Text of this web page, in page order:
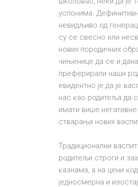
успонима.
невидљиво од
су се свесно или
нових породичних
чињенице да се и
преферирали наши
евидентно је да је
нас као родитеља да
имати више
стварања нових
Традиционални
родитељи строги и
казнама, а на цени
једносмерна и